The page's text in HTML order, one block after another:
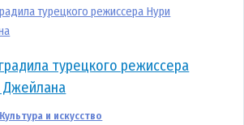
турецкого режиссера
Джейлана
Культура и искусство